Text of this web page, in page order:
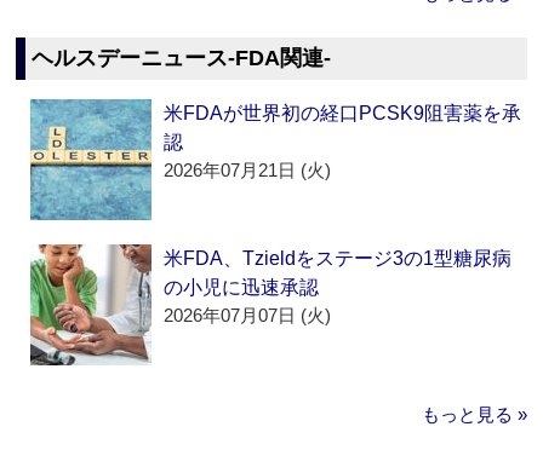
ヘルスデーニュース‐FDA関連‐
米FDAが世界初の経口PCSK9阻害薬を承
認
2026年07月21日 (火)
米FDA、Tzieldをステージ3の1型糖尿病
の小児に迅速承認
2026年07月07日 (火)
もっと見る »